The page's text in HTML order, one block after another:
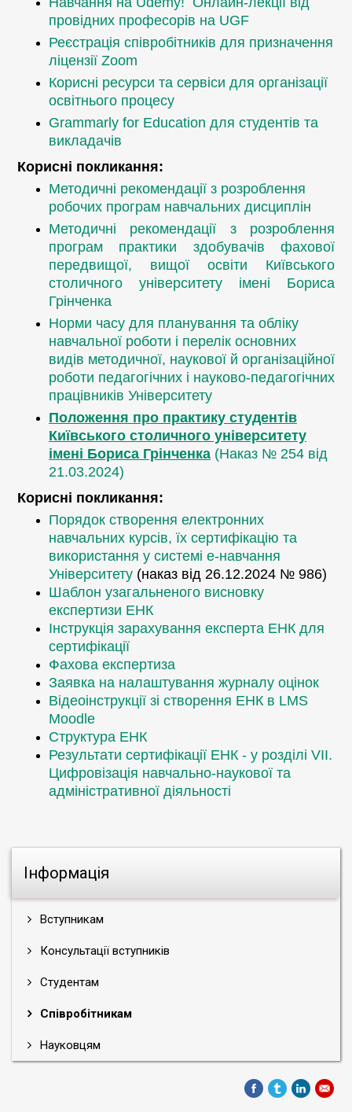
Інформація
Вступникам
Консультації вступників
Студентам
Співробітникам
Науковцям
провідних професорів на UGF
Реєстрація cпівробітників для призначення
ліцензії Zoom
Корисні ресурси та сервіси для організації
освітнього процесу
Grammarly for Education для студентів та
викладачів
Корисні покликання:
Методичні рекомендації з розроблення
робочих програм навчальних дисциплін
Методичні рекомендації з розроблення
програм практики здобувачів фахової
передвищої, вищої освіти Київського
столичного університету імені Бориса
Грінченка
Норми часу для планування та обліку
навчальної роботи і перелік основних
видів методичної, наукової й організаційної
роботи педагогічних і науково-педагогічних
працівників Університету
Положення про практику студентів
Київського столичного університету
імені Бориса Грінченка (Наказ № 254 від
21.03.2024)
Корисні покликання:
Порядок створення електронних
навчальних курсів, їх сертифікацію та
використання у системі е-навчання
Університету (наказ від 26.12.2024 № 986)
Шаблон узагальненого висновку
експертизи ЕНК
Інструкція зарахування експерта ЕНК для
сертифікації
Фахова експертиза
Заявка на налаштування журналу оцінок
Відеоінструкції зі створення ЕНК в LMS
Moodle
Структура ЕНК
Результати сертифікації ЕНК - у розділі VII.
Цифровізація навчально-наукової та
адміністративної діяльності